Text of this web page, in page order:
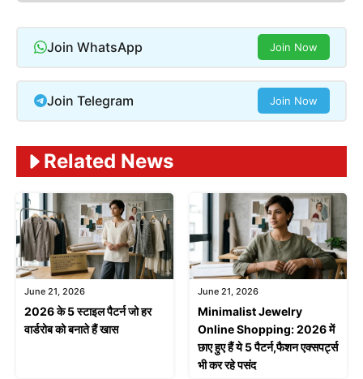
Join WhatsApp Join Now
Join Telegram Join Now
Related News
June 21, 2026
2026 के 5 स्टाइल पैटर्न जो हर
वार्डरोब को बनाते हैं खास
June 21, 2026
Minimalist Jewelry
Online Shopping: 2026 में
छाए हुए हैं ये 5 पैटर्न,फैशन एक्सपर्ट्स
भी कर रहे पसंद